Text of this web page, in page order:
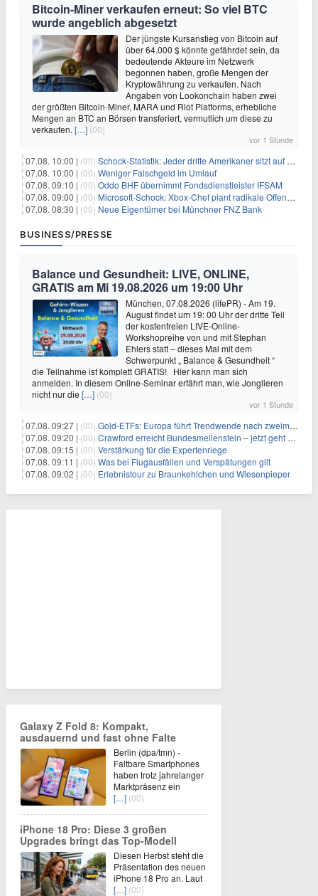
Bitcoin-Miner verkaufen erneut: So viel BTC
wurde angeblich abgesetzt
Der jüngste Kursanstieg von Bitcoin auf
über 64.000 $ könnte gefährdet sein, da
bedeutende Akteure im Netzwerk
begonnen haben, große Mengen der
Kryptowährung zu verkaufen. Nach
Angaben von Lookonchain haben zwei
der größten Bitcoin-Miner, MARA und Riot Platforms, erhebliche
Mengen an BTC an Börsen transferiert, vermutlich um diese zu
verkaufen. […] (00)
vor 1 Stunde
07.08. 10:00 | (00) Schock-Statistik: Jeder dritte Amerikaner sitzt auf dem Trockenen – warum Sparen zur Luxus-Aktivität wird
07.08. 10:00 | (00) Weniger Falschgeld im Umlauf
07.08. 09:10 | (00) Oddo BHF übernimmt Fondsdienstleister IFSAM
07.08. 09:00 | (00) Microsoft-Schock: Xbox-Chef plant radikale Offensive – Gewinnmarge bis 2030 verdoppelt?
07.08. 08:30 | (00) Neue Eigentümer bei Münchner FNZ Bank
BUSINESS/PRESSE
Balance und Gesundheit: LIVE, ONLINE,
GRATIS am Mi 19.08.2026 um 19:00 Uhr
München, 07.08.2026 (lifePR) - Am 19.
August findet um 19: 00 Uhr der dritte Teil
der kostenfreien LIVE-Online-
Workshopreihe von und mit Stephan
Ehlers statt – dieses Mal mit dem
Schwerpunkt „ Balance & Gesundheit “
die Teilnahme ist komplett GRATIS! Hier kann man sich
anmelden. In diesem Online-Seminar erfährt man, wie Jonglieren
nicht nur die […] (00)
vor 1 Stunde
07.08. 09:27 | (00) Gold-ETFs: Europa führt Trendwende nach zweimonatiger Schwächephase an
07.08. 09:20 | (00) Crawford erreicht Bundesmeilenstein – jetzt geht es in die finale Phase!
07.08. 09:15 | (00) Verstärkung für die Expertenriege
07.08. 09:11 | (00) Was bei Flugausfällen und Verspätungen gilt
07.08. 09:02 | (00) Erlebnistour zu Braunkehlchen und Wiesenpieper
Galaxy Z Fold 8: Kompakt,
ausdauernd und fast ohne Falte
Berlin (dpa/tmn) -
Faltbare Smartphones
haben trotz jahrelanger
Marktpräsenz ein
[…] (00)
iPhone 18 Pro: Diese 3 großen
Upgrades bringt das Top-Modell
Diesen Herbst steht die
Präsentation des neuen
iPhone 18 Pro an. Laut
[…] (00)